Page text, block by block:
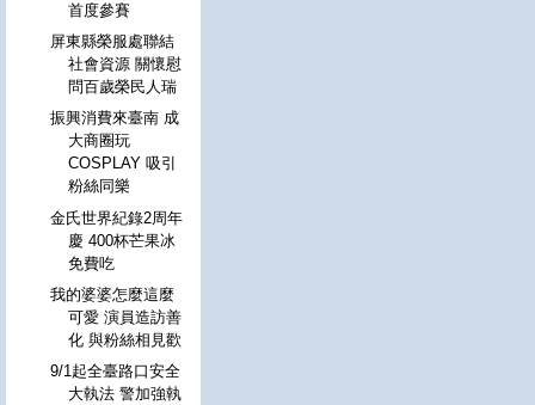
首度參賽
屏東縣榮服處聯結
社會資源 關懷慰
問百歲榮民人瑞
振興消費來臺南 成
大商圈玩
COSPLAY 吸引
粉絲同樂
金氏世界紀錄2周年
慶 400杯芒果冰
免費吃
我的婆婆怎麼這麼
可愛 演員造訪善
化 與粉絲相見歡
9/1起全臺路口安全
大執法 警加強執